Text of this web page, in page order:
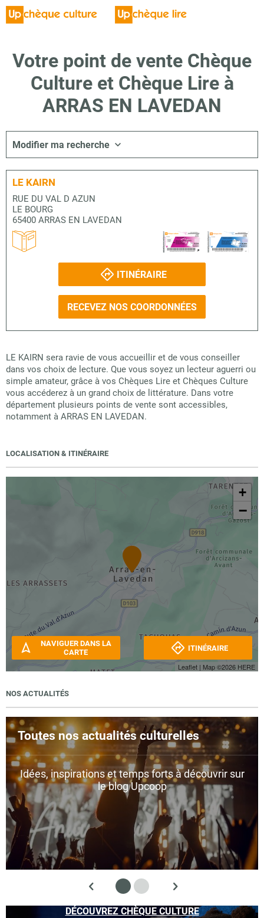
Votre point de vente Chèque
Culture et Chèque Lire à
ARRAS EN LAVEDAN
Modifier ma recherche
LE KAIRN
RUE DU VAL D AZUN
LE BOURG
65400 ARRAS EN LAVEDAN
ITINÉRAIRE
RECEVEZ NOS COORDONNÉES
LE KAIRN sera ravie de vous accueillir et de vous conseiller
dans vos choix de lecture. Que vous soyez un lecteur aguerri ou
simple amateur, grâce à vos Chèques Lire et Chèques Culture
vous accéderez à un grand choix de littérature. Dans votre
département plusieurs points de vente sont accessibles,
notamment à ARRAS EN LAVEDAN.
LOCALISATION & ITINÉRAIRE
+
−
Leaflet | Map ©2026 HERE
NAVIGUER DANS LA
CARTE
ITINÉRAIRE
NOS ACTUALITÉS
Toutes nos actualités culturelles
Idées, inspirations et temps forts à découvrir sur
le blog Upcoop
DÉCOUVREZ CHÈQUE CULTURE